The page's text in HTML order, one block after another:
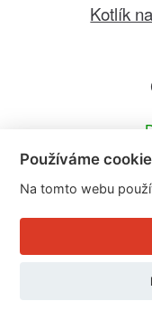
Kotlík
Používáme
Na tomto webu